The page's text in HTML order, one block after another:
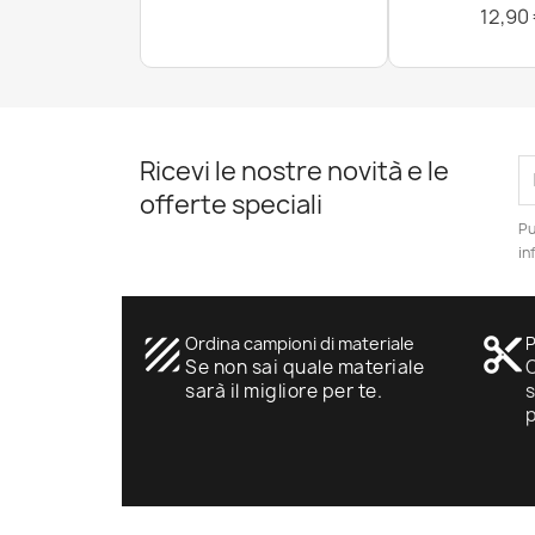
12,90
Ricevi le nostre novità e le
offerte speciali
texture Ordina campioni di materiale
Se non sai quale materiale
sarà il migliore per te.
content_cut